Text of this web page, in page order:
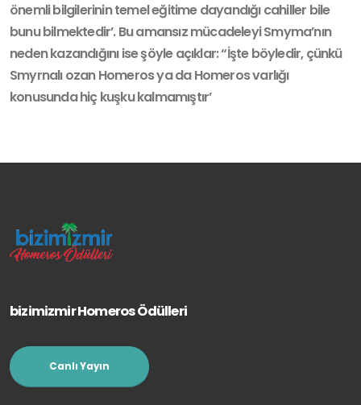
önemli bilgilerinin temel eğitime dayandığı cahiller bile
bunu bilmek­tedir’. Bu amansız mücadeleyi Smyma’nın
neden kazandığını ise şöyle açıklar: “İşte böyledir, çünkü
Smyrnalı ozan Homeros ya da Homeros varlığı
konusunda hiç kuşku kalmamıştır’
bizimizmir Homeros Ödülleri
Canlı Yayın